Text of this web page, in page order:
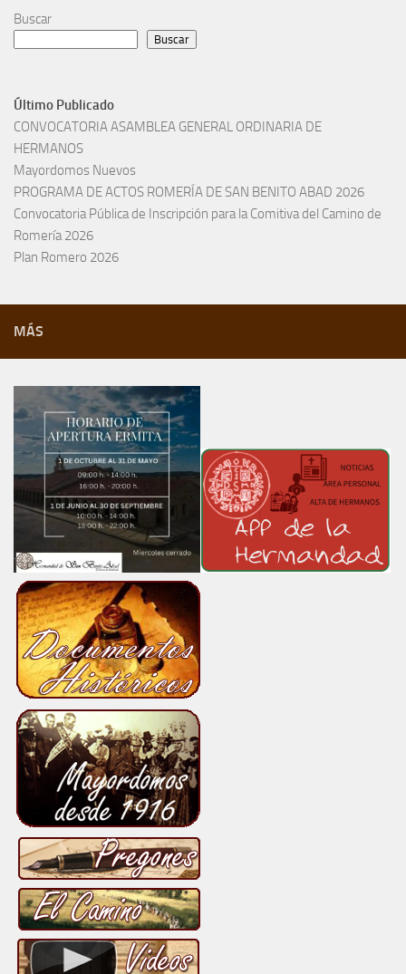
Buscar
Buscar
Último Publicado
CONVOCATORIA ASAMBLEA GENERAL ORDINARIA DE
HERMANOS
Mayordomos Nuevos
PROGRAMA DE ACTOS ROMERÍA DE SAN BENITO ABAD 2026
Convocatoria Pública de Inscripción para la Comitiva del Camino de
Romería 2026
Plan Romero 2026
MÁS